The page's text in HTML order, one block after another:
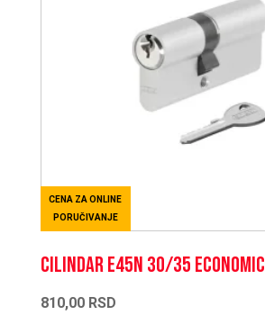
CENA ZA ONLINE
PORUČIVANJE
CILINDAR E45N 30/35 ECONOMIC
810,00 RSD